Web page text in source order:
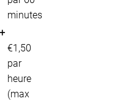
minutes
€1,50
par
heure
(max